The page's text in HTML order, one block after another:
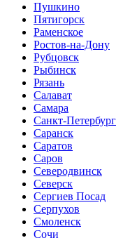
Пушкино
Пятигорск
Раменское
Ростов-на-Дону
Рубцовск
Рыбинск
Рязань
Салават
Самара
Санкт-Петербург
Саранск
Саратов
Саров
Северодвинск
Северск
Сергиев Посад
Серпухов
Смоленск
Сочи